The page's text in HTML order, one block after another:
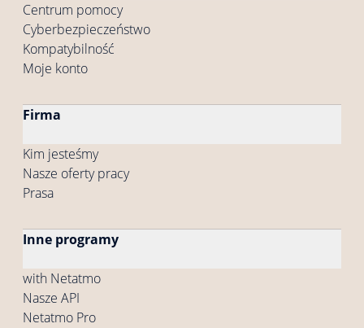
Centrum pomocy
Cyberbezpieczeństwo
Kompatybilność
Moje konto
Firma
Kim jesteśmy
Nasze oferty pracy
Prasa
Inne programy
with Netatmo
Nasze API
Netatmo Pro